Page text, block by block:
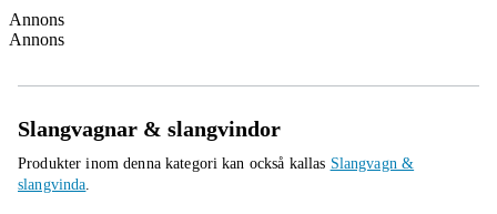
Annons
Annons
Slangvagnar & slangvindor
Produkter inom denna kategori kan också kallas Slangvagn &
slangvinda.